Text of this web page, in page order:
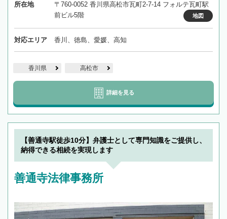
所在地
〒760-0052 香川県高松市瓦町2-7-14 フォルテ瓦町駅
前ビル5階
地図
対応エリア 香川、徳島、愛媛、高知
香川県 高松市
詳細を見る
【善通寺駅徒歩10分】弁護士として専門知識をご提供し、
納得できる相続を実現します
善通寺法律事務所